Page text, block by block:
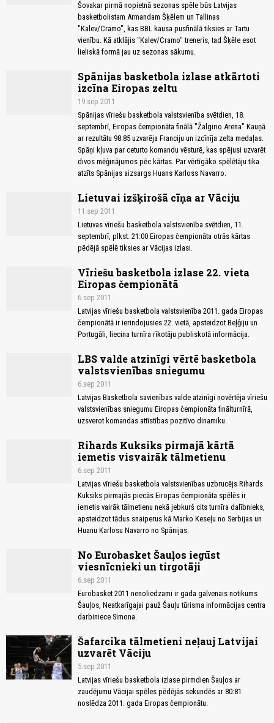
Šovakar pirmā nopietnā sezonas spēle būs Latvijas
basketbolistam Armandam Šķēlem un Tallinas
"Kalev/Cramo", kas BBL kausa pusfinālā tiksies ar Tartu
vienību. Kā atklājis "Kalev/Cramo" treneris, tad Šķēle esot
lieliskā formā jau uz sezonas sākumu.
Spānijas basketbola izlase atkārtoti
izcīna Eiropas zeltu
19.sep 2011
Spānijas vīriešu basketbola valstsvienība svētdien, 18.
septembrī, Eiropas čempionāta finālā "Žalgirio Arena" Kauņā
ar rezultātu 98:85 uzvarēja Franciju un izcīnīja zelta medaļas.
Spāņi kļuva par ceturto komandu vēsturē, kas spējusi uzvarēt
divos mēģinājumos pēc kārtas. Par vērtīgāko spēlētāju tika
atzīts Spānijas aizsargs Huans Karloss Navarro.
Lietuvai izšķirošā cīņa ar Vāciju
11.sep 2011
Lietuvas vīriešu basketbola valstsvienība svētdien, 11.
septembrī, plkst. 21:00 Eiropas čempionāta otrās kārtas
pēdējā spēlē tiksies ar Vācijas izlasi.
Vīriešu basketbola izlase 22. vieta
Eiropas čempionātā
6.sep 2011
Latvijas vīriešu basketbola valstsvienība 2011. gada Eiropas
čempionātā ir ierindojusies 22. vietā, apsteidzot Beļģiju un
Portugāli, liecina turnīra rīkotāju publiskotā informācija.
LBS valde atzinīgi vērtē basketbola
valstsvienības sniegumu
6.sep 2011
Latvijas Basketbola savienības valde atzinīgi novērtēja vīriešu
valstsvienības sniegumu Eiropas čempionāta finālturnīrā,
uzsverot komandas attīstības pozitīvo dinamiku.
Rihards Kuksiks pirmajā kārtā
iemetis visvairāk tālmetienu
6.sep 2011
Latvijas vīriešu basketbola valstsvienības uzbrucējs Rihards
Kuksiks pirmajās piecās Eiropas čempionāta spēlēs ir
iemetis vairāk tālmetienu nekā jebkurš cits turnīra dalībnieks,
apsteidzot tādus snaiperus kā Marko Keseļu no Serbijas un
Huanu Karlosu Navarro no Spānijas.
No Eurobasket Šauļos iegūst
viesnīcnieki un tirgotāji
6.sep 2011
Eurobasket 2011 nenoliedzami ir gada galvenais notikums
Šauļos, Neatkarīgajai pauž Šauļu tūrisma informācijas centra
darbiniece Simona.
Šafarcika tālmetieni neļauj Latvijai
uzvarēt Vāciju
5.sep 2011
Latvijas vīriešu basketbola izlase pirmdien Šauļos ar
zaudējumu Vācijai spēles pēdējās sekundēs ar 80:81
noslēdza 2011. gada Eiropas čempionātu.